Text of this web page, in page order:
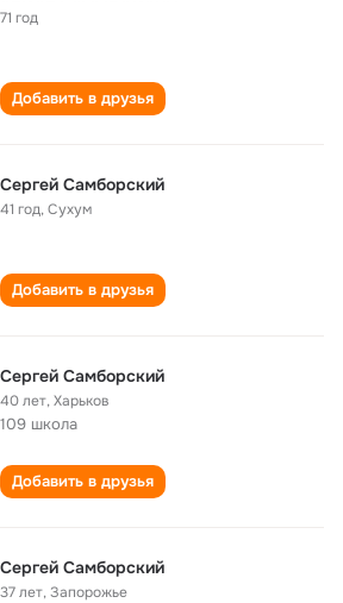
71 год
Добавить в друзья
Сергей Самборский
41 год,Сухум
Добавить в друзья
Сергей Самборский
40 лет,Харьков
109 школа
Добавить в друзья
Сергей Самборский
37 лет,Запорожье